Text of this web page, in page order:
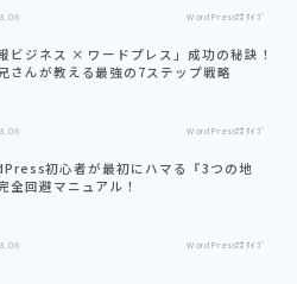
WordPressﾏﾈﾀｲｽﾞ
報ビジネス × ワードプレス」成功の秘訣！
さんが教える最強の7ステップ戦略
WordPressﾏﾈﾀｲｽﾞ
初心者が最初にハマる『3つの地
全回避マニュアル！
WordPressﾏﾈﾀｲｽﾞ